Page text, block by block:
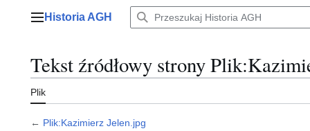
Menu główne
Historia AGH
Tekst źródłowy strony
Plik
← Plik:Kazimierz Jelen.jpg